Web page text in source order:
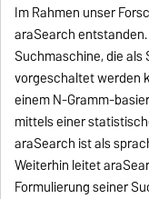
Im Rahmen unser
araSearch
Suchmaschine, die
vorgeschaltet werden
einem N-Gramm-
mittels einer
araSearch ist als
Weiterhin leitet
Formulierung seiner